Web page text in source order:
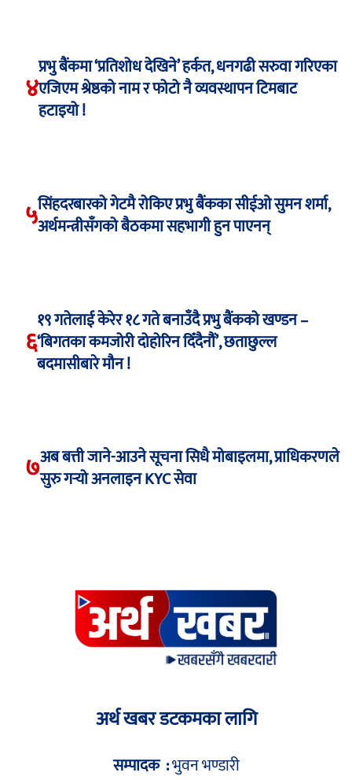
४
प्रभु बैंकमा ‘प्रतिशोध देखिने’ हर्कत, धनगढी सरुवा गरिएका
एजिएम श्रेष्ठको नाम र फोटो नै व्यवस्थापन टिमबाट
हटाइयो !
५सिंहदरबारको गेटमै रोकिए प्रभु बैंकका सीईओ सुमन शर्मा,
अर्थमन्त्रीसँगको बैठकमा सहभागी हुन पाएनन्
६
१९ गतेलाई केरेर १८ गते बनाउँदै प्रभु बैंकको खण्डन –
‘बिगतका कमजोरी दोहोरिन दिँदैनौं’, छताछुल्ल
बदमासीबारे मौन !
७अब बत्ती जाने-आउने सूचना सिधै मोबाइलमा, प्राधिकरणले
सुरु गर्‍यो अनलाइन KYC सेवा
अर्थ खबर डटकमका लागि
सम्पादक :भुवन भण्डारी